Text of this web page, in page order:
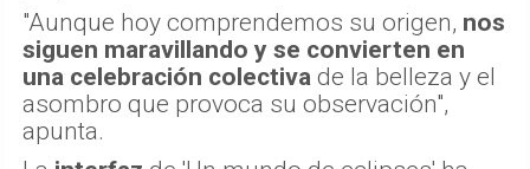
"Aunque hoy comprendemos su origen, nos
siguen maravillando y se convierten en
una celebración colectiva de la belleza y el
asombro que provoca su observación",
apunta.